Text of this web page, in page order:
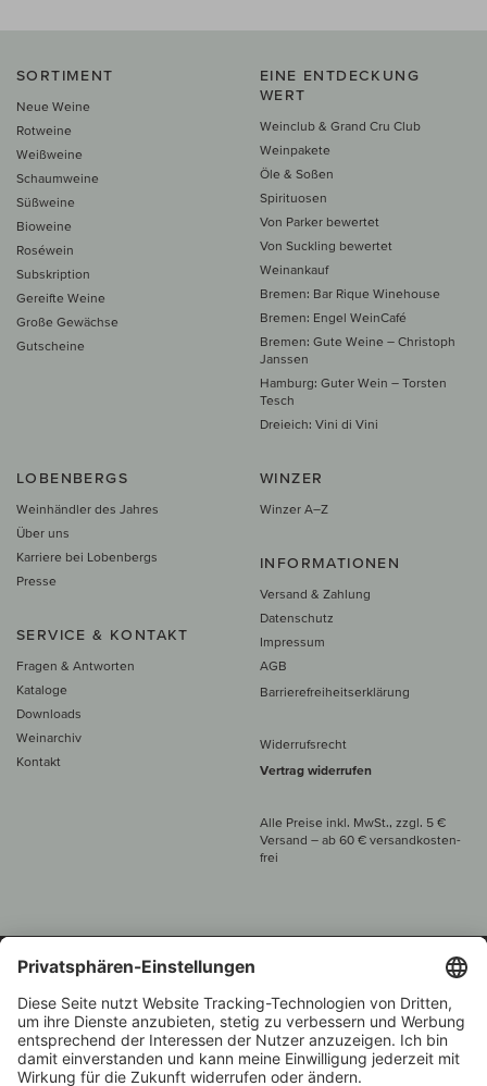
SORTIMENT
Neue Weine
Rotweine
Weißweine
Schaumweine
Süßweine
Bioweine
Roséwein
Subskription
Gereifte Weine
Große Gewächse
Gutscheine
EINE ENTDECKUNG
WERT
Weinclub & Grand Cru Club
Weinpakete
Öle & Soßen
Spirituosen
Von Parker bewertet
Von Suckling bewertet
Weinankauf
Bremen: Bar Rique Winehouse
Bremen: Engel WeinCafé
Bremen: Gute Weine – Christoph
Janssen
Hamburg: Guter Wein – Torsten
Tesch
Dreieich: Vini di Vini
LOBENBERGS
Weinhändler des Jahres
Über uns
Karriere bei Lobenbergs
Presse
SERVICE & KONTAKT
Fragen & Antworten
Kataloge
Downloads
Weinarchiv
Kontakt
WINZER
Winzer A–Z
INFORMATIONEN
Versand & Zahlung
Datenschutz
Impressum
AGB
Barrierefreiheitserklärung
Widerrufsrecht
Vertrag widerrufen
Alle Preise inkl. MwSt., zzgl. 5 €
Versand – ab 60 € versand­kosten­
frei
Beratung unter
+49 421 696 797-0
1.000 Winzer –
Über 7.000 Weine
Weinhändler
des Jahres 2022